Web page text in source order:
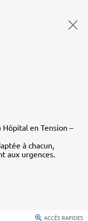
en Tension –
à chacun,
aux urgences.
ACCÈS RAPIDES